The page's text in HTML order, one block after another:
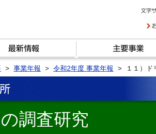
事業年報 令和2年度 事業年報 １１）
調査研究